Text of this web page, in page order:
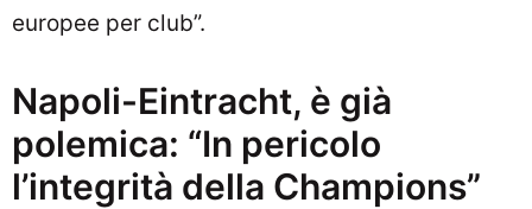
europee per club”.
Napoli-Eintracht, è già
polemica: “In pericolo
l’integrità della Champions”